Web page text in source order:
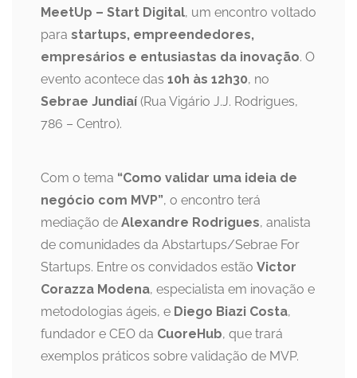
MeetUp – Start Digital, um encontro voltado
para startups, empreendedores,
empresários e entusiastas da inovação. O
evento acontece das 10h às 12h30, no
Sebrae Jundiaí (Rua Vigário J.J. Rodrigues,
786 – Centro).
Com o tema “Como validar uma ideia de
negócio com MVP”, o encontro terá
mediação de Alexandre Rodrigues, analista
de comunidades da Abstartups/Sebrae For
Startups. Entre os convidados estão Victor
Corazza Modena, especialista em inovação e
metodologias ágeis, e Diego Biazi Costa,
fundador e CEO da CuoreHub, que trará
exemplos práticos sobre validação de MVP.